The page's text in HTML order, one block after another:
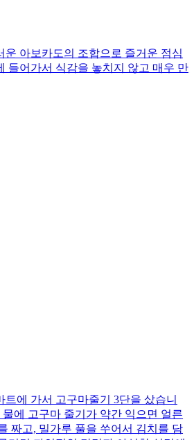
운 아보카도의 조합으로 즐거운 점심
들어가서 식감을 놓치지 않고 매우 만
에 가서 고구마줄기 3단을 샀습니
에 고구마 줄기가 약간 익으면 얼른
짜고, 밀가루 풀을 쑤어서 김치를 담